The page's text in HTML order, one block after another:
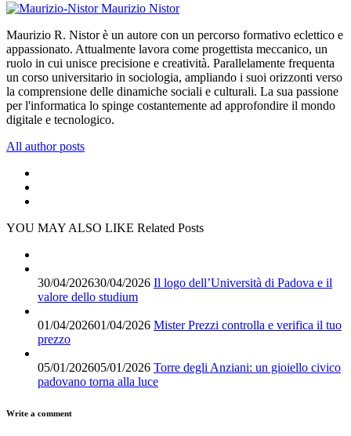
Maurizio Nistor
Maurizio R. Nistor è un autore con un percorso formativo eclettico e
appassionato. Attualmente lavora come progettista meccanico, un
ruolo in cui unisce precisione e creatività. Parallelamente frequenta
un corso universitario in sociologia, ampliando i suoi orizzonti verso
la comprensione delle dinamiche sociali e culturali. La sua passione
per l'informatica lo spinge costantemente ad approfondire il mondo
digitale e tecnologico.
All author posts
YOU MAY ALSO LIKE Related Posts
30/04/202630/04/2026 Il logo dell’Università di Padova e il
valore dello studium
01/04/202601/04/2026 Mister Prezzi controlla e verifica il tuo
prezzo
05/01/202605/01/2026 Torre degli Anziani: un gioiello civico
padovano torna alla luce
Write a comment